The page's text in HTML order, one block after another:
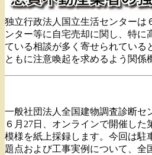
独立行政法人国立生活センターは
ンター等に自宅売却に関し、特に
ている相談が多く寄せられている
ともに注意喚起を求めるよう関係
一般社団法人全国建物調査診断セ
６月27日、オンラインで開催した
模様を紙上採録します。今回は駐
題点および工事実例について、全